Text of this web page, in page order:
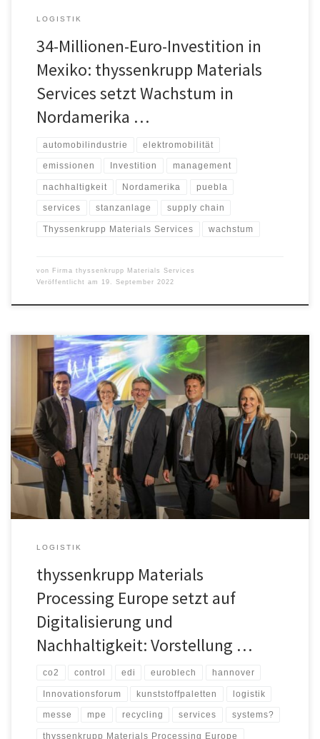
LOGISTIK
34-Millionen-Euro-Investition in
Mexiko: thyssenkrupp Materials
Services setzt Wachstum in
Nordamerika …
automobilindustrie elektromobilität
emissionen Investition management
nachhaltigkeit Nordamerika puebla
services stanzanlage supply chain
Thyssenkrupp Materials Services wachstum
von Firma thyssenkrupp Materials Services
Veröffentlicht am
19. September 2022
Der Vorteil neuartiger digitaler Services liegt nicht nur in Effizienz
und Geschwindigkeit: Sie tragen häufig auch zu erheblicher
Ressourcenschonung bei, ermöglicht durch Automatisierung,
verbesserte Datenlage oder auch vorausschauende Planung. So
hat der Werkstoff-Anarbeitungsspezialist thyssenkrupp Materials
Processing Europe neben edi-Angeboten und seinem
Kundenportal „mpe connect“ zusätzlich den digitalen Service
„mpe control […]
LOGISTIK
thyssenkrupp Materials
Processing Europe setzt auf
Digitalisierung und
Nachhaltigkeit: Vorstellung …
co2 control edi euroblech hannover
Innovationsforum kunststoffpaletten logistik
messe mpe recycling services systems?
thyssenkrupp Materials Processing Europe